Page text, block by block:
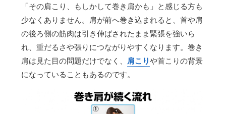
「その肩こり、もしかして巻き肩かも」と感じる方も
少なくありません。肩が前へ巻き込まれると、首や肩
の後ろ側の筋肉は引き伸ばされたまま緊張を強いら
れ、重だるさや張りにつながりやすくなります。巻き
肩は見た目の問題だけでなく、 肩こりや首こりの背景
になっていることもあるのです。